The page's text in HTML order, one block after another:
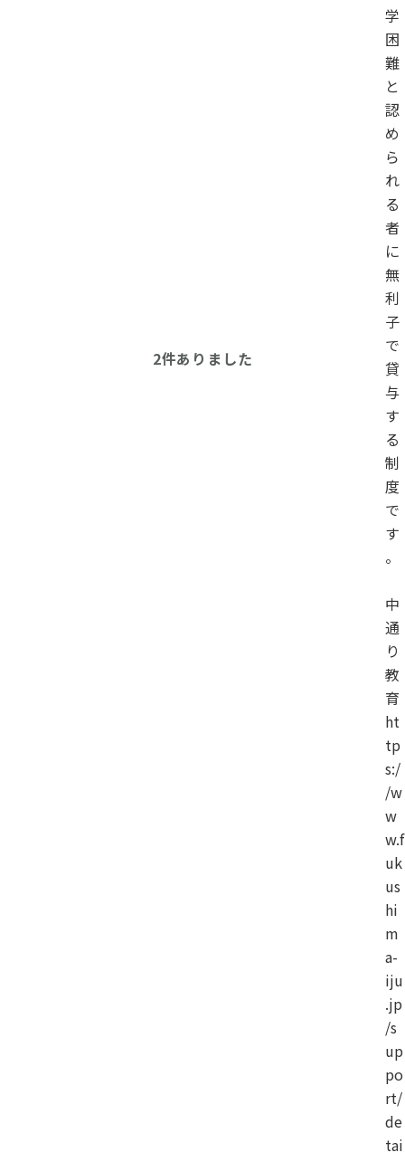
2件ありました
学
困
難
と
認
め
ら
れ
る
者
に
無
利
子
で
貸
与
す
る
制
度
で
す
。
中
通
り
教
育
ht
tp
s:/
/w
w
w.f
uk
us
hi
m
a-
iju
.jp
/s
up
po
rt/
de
tai